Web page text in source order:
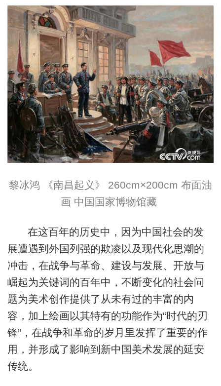
黎冰鸿 《南昌起义》 260cm×200cm 布面油
画 中国国家博物馆藏
在这百年的历史中，因为中国社会的发
展遭遇到外国列强的欺凌以及现代化思潮的
冲击，在战争与革命、建设与发展、开放与
崛起为关键词的百年中，不断变化的社会问
题为美术创作提供了从未有过的丰富的内
容，加上绘画以其特有的功能作为“时代的刃
锋”，在战争和革命的岁月里发挥了重要的作
用，并形成了影响到新中国美术发展的延安
传统。